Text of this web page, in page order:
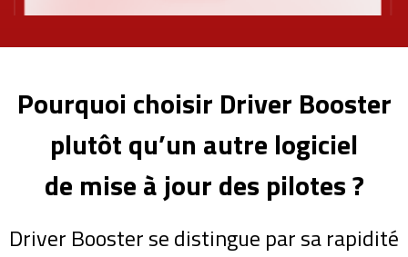
Pourquoi choisir Driver Booster
plutôt qu’un autre logiciel
de mise à jour des pilotes ?
Driver Booster se distingue par sa rapidité